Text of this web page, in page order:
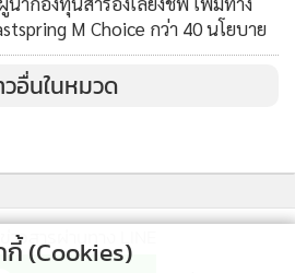
M Choice กว่า 40 นโยบาย
วอื่นในหมวด
าวสารผ่านทาง LINE
กี้ (Cookies)